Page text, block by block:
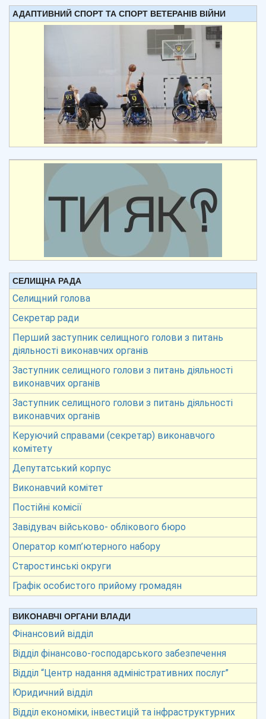
АДАПТИВНИЙ СПОРТ ТА СПОРТ ВЕТЕРАНІВ ВІЙНИ
СЕЛИЩНА РАДА
Селищний голова
Секретар ради
Перший заступник селищного голови з питань
діяльності виконавчих органів
Заступник селищного голови з питань діяльності
виконавчих органів
Заступник селищного голови з питань діяльності
виконавчих органів
Керуючий справами (секретар) виконавчого
комітету
Депутатський корпус
Виконавчий комітет
Постійні комісії
Завідувач військово- облікового бюро
Оператор комп’ютерного набору
Старостинські округи
Графік особистого прийому громадян
ВИКОНАВЧІ ОРГАНИ ВЛАДИ
Фінансовий відділ
Відділ фінансово-господарського забезпечення
Відділ “Центр надання адміністративних послуг”
Юридичний відділ
Відділ економіки, інвестицій та інфраструктурних